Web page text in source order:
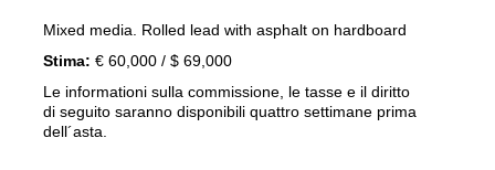
Mixed media. Rolled lead with asphalt on hardboard
Stima: € 60,000 / $ 69,000
Le informationi sulla commissione, le tasse e il diritto
di seguito saranno disponibili quattro settimane prima
dell´asta.